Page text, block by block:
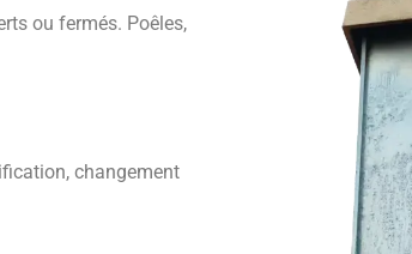
ou fermés. Poêles,
changement